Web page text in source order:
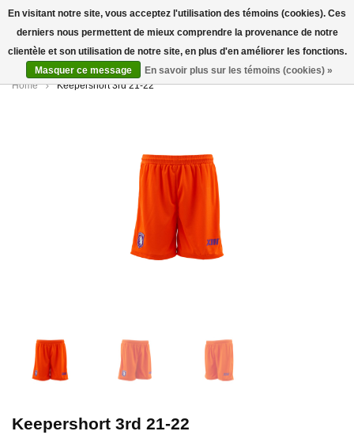
0
Home Keepershort 3rd 21-22
Keepershort 3rd 21-22
En visitant notre site, vous acceptez l'utilisation des témoins (cookies). Ces
derniers nous permettent de mieux comprendre la provenance de notre
clientèle et son utilisation de notre site, en plus d'en améliorer les fonctions.
Masquer ce message
En savoir plus sur les témoins (cookies) »